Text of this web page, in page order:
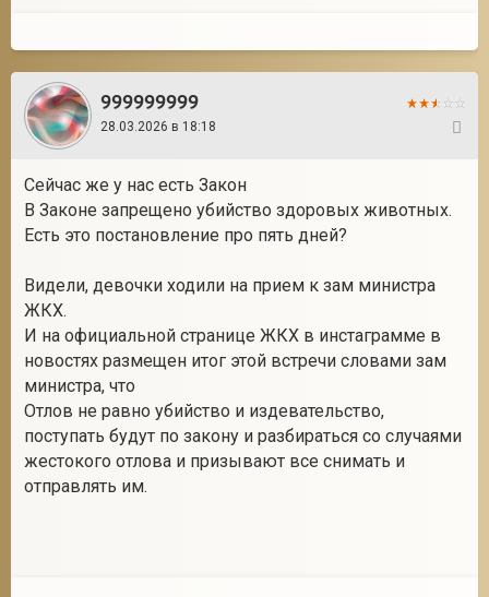
999999999
28.03.2026 в 18:18
Сейчас же у нас есть Закон
В Законе запрещено убийство здоровых животных.
Есть это постановление про пять дней?
Видели, девочки ходили на прием к зам министра
ЖКХ.
И на официальной странице ЖКХ в инстаграмме в
новостях размещен итог этой встречи словами зам
министра, что
Отлов не равно убийство и издевательство,
поступать будут по закону и разбираться со случаями
жестокого отлова и призывают все снимать и
отправлять им.